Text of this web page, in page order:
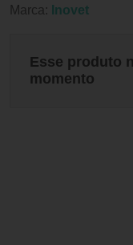
Marca: Inovet
Esse produto
momento